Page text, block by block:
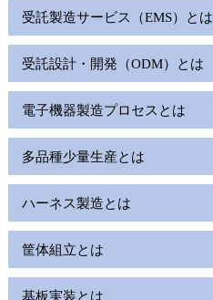
受託製造サービス（EMS）とは
受託設計・開発（ODM）とは
電子機器製造プロセスとは
多品種少量生産とは
ハーネス製造とは
筐体組立とは
基板実装とは